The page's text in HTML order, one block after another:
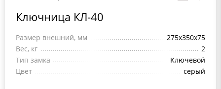
Ключница КЛ-40
Размер внешний, мм
275x350x75
Вес, кг
2
Тип замка
Ключевой
Цвет
серый